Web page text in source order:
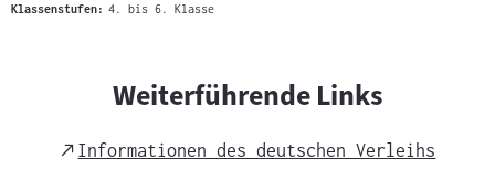
Klassenstufen: 4. bis 6. Klasse
Weiterführende Links
External
Informationen des deutschen Verleihs